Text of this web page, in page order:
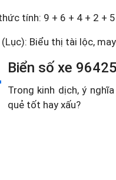
tính: 9 + 6 + 4 + 2 +
(Lục): Biểu thị tài lộc,
Biển số xe
Trong kinh dịch, ý
quẻ tốt hay xấu?